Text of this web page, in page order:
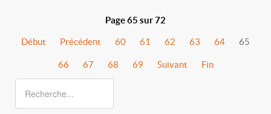
Page 65 sur 72
Début Précédent 60 61 62 63 64 65
66 67 68 69 Suivant Fin